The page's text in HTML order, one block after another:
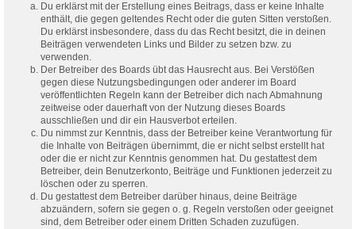
Du erklärst mit der Erstellung eines Beitrags, dass er keine Inhalte
enthält, die gegen geltendes Recht oder die guten Sitten verstoßen.
Du erklärst insbesondere, dass du das Recht besitzt, die in deinen
Beiträgen verwendeten Links und Bilder zu setzen bzw. zu
verwenden.
Der Betreiber des Boards übt das Hausrecht aus. Bei Verstößen
gegen diese Nutzungsbedingungen oder anderer im Board
veröffentlichten Regeln kann der Betreiber dich nach Abmahnung
zeitweise oder dauerhaft von der Nutzung dieses Boards
ausschließen und dir ein Hausverbot erteilen.
Du nimmst zur Kenntnis, dass der Betreiber keine Verantwortung für
die Inhalte von Beiträgen übernimmt, die er nicht selbst erstellt hat
oder die er nicht zur Kenntnis genommen hat. Du gestattest dem
Betreiber, dein Benutzerkonto, Beiträge und Funktionen jederzeit zu
löschen oder zu sperren.
Du gestattest dem Betreiber darüber hinaus, deine Beiträge
abzuändern, sofern sie gegen o. g. Regeln verstoßen oder geeignet
sind, dem Betreiber oder einem Dritten Schaden zuzufügen.